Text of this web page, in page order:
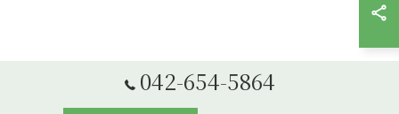
042-654-5864